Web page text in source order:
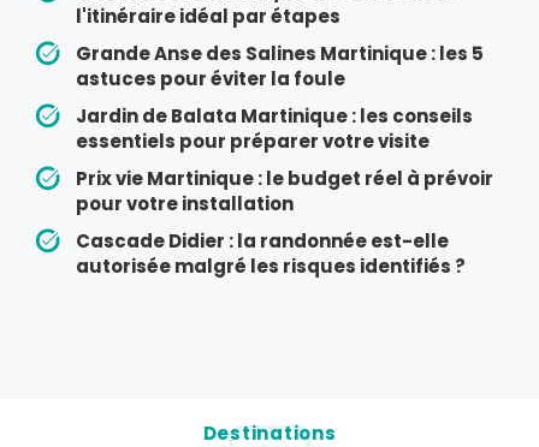
l'itinéraire idéal par étapes
Grande Anse des Salines Martinique : les 5
astuces pour éviter la foule
Jardin de Balata Martinique : les conseils
essentiels pour préparer votre visite
Prix vie Martinique : le budget réel à prévoir
pour votre installation
Cascade Didier : la randonnée est-elle
autorisée malgré les risques identifiés ?
Destinations